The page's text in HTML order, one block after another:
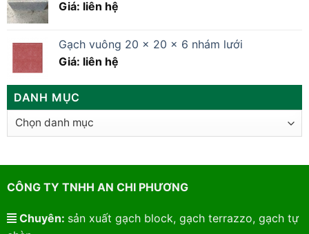
Giá: liên hệ
Gạch vuông 20 x 20 x 6 nhám lưới
Giá: liên hệ
DANH MỤC
Danh
CÔNG TY TNHH AN CHI PHƯƠNG
Chuyên: sản xuất gạch block, gạch terrazzo, gạch tự